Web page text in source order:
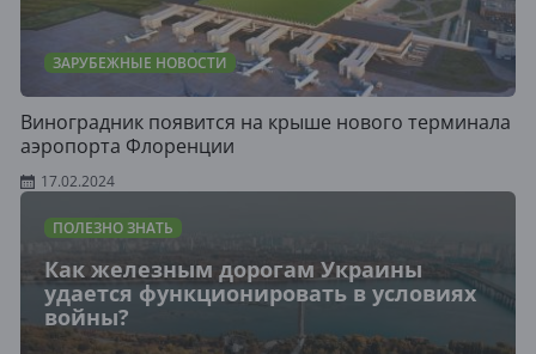
ЗАРУБЕЖНЫЕ НОВОСТИ
Виноградник появится на крыше нового терминала
аэропорта Флоренции
17.02.2024
ПОЛЕЗНО ЗНАТЬ
Как железным дорогам Украины
удается функционировать в условиях
войны?